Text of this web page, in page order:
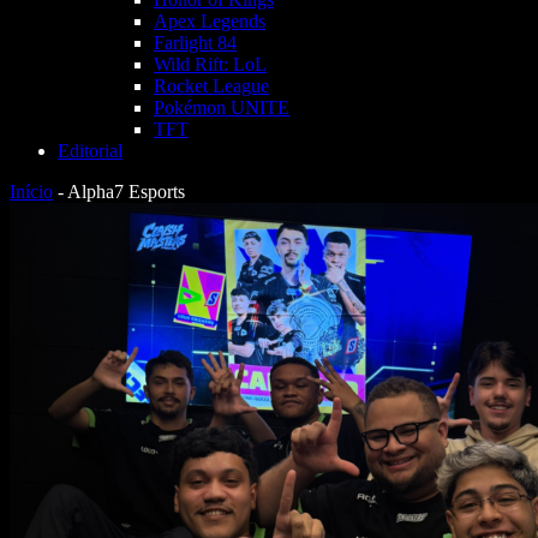
Apex Legends
Farlight 84
Wild Rift: LoL
Rocket League
Pokémon UNITE
TFT
Editorial
Início - Alpha7 Esports